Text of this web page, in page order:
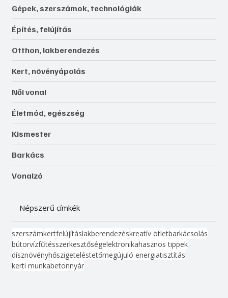
Gépek, szerszámok, technológiák
Építés, felújítás
Otthon, lakberendezés
Kert, növényápolás
Női vonal
Életmód, egészség
Kismester
Barkács
Vonalzó
Népszerű címkék
szerszámkertfelújításlakberendezéskreatív ötletbarkácsolás
bútorvízfűtésszerkesztőségelektronikahasznos tippek
dísznövényhőszigeteléstetőmegújuló energiatisztítás
kerti munkabetonnyár